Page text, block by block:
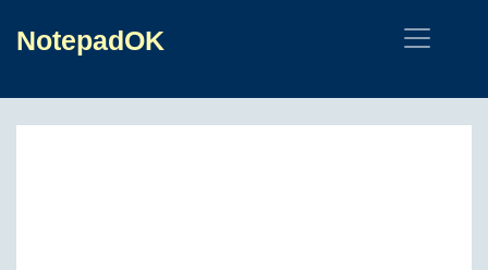
NotepadOK